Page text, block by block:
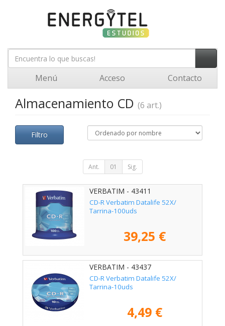
Menú Acceso Contacto
Almacenamiento CD (6 art.)
Filtro
Ant. 01 Sig.
VERBATIM - 43411
CD-R Verbatim Datalife 52X/
Tarrina-100uds
39,25 €
VERBATIM - 43437
CD-R Verbatim Datalife 52X/
Tarrina-10uds
4,49 €